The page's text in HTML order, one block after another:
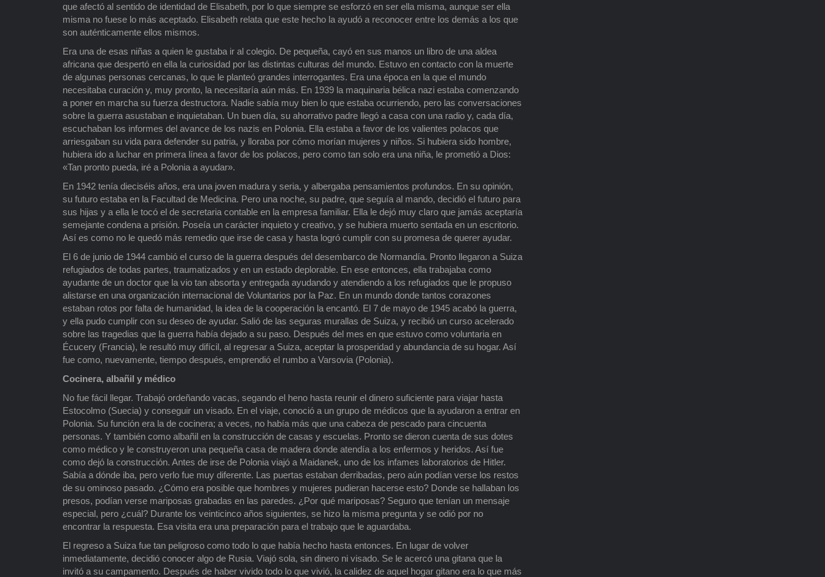
que afectó al sentido de identidad de Elisabeth, por lo que siempre se esforzó en ser ella misma, aunque ser ella
misma no fuese lo más aceptado. Elisabeth relata que este hecho la ayudó a reconocer entre los demás a los que
son auténticamente ellos mismos.
Era una de esas niñas a quien le gustaba ir al colegio. De pequeña, cayó en sus manos un libro de una aldea
africana que despertó en ella la curiosidad por las distintas culturas del mundo. Estuvo en contacto con la muerte
de algunas personas cercanas, lo que le planteó grandes interrogantes. Era una época en la que el mundo
necesitaba curación y, muy pronto, la necesitaría aún más. En 1939 la maquinaria bélica nazi estaba comenzando
a poner en marcha su fuerza destructora. Nadie sabía muy bien lo que estaba ocurriendo, pero las conversaciones
sobre la guerra asustaban e inquietaban. Un buen día, su ahorrativo padre llegó a casa con una radio y, cada día,
escuchaban los informes del avance de los nazis en Polonia. Ella estaba a favor de los valientes polacos que
arriesgaban su vida para defender su patria, y lloraba por cómo morían mujeres y niños. Si hubiera sido hombre,
hubiera ido a luchar en primera línea a favor de los polacos, pero como tan solo era una niña, le prometió a Dios:
«Tan pronto pueda, iré a Polonia a ayudar».
En 1942 tenía dieciséis años, era una joven madura y seria, y albergaba pensamientos profundos. En su opinión,
su futuro estaba en la Facultad de Medicina. Pero una noche, su padre, que seguía al mando, decidió el futuro para
sus hijas y a ella le tocó el de secretaria contable en la empresa familiar. Ella le dejó muy claro que jamás aceptaría
semejante condena a prisión. Poseía un carácter inquieto y creativo, y se hubiera muerto sentada en un escritorio.
Así es como no le quedó más remedio que irse de casa y hasta logró cumplir con su promesa de querer ayudar.
El 6 de junio de 1944 cambió el curso de la guerra después del desembarco de Normandía. Pronto llegaron a Suiza
refugiados de todas partes, traumatizados y en un estado deplorable. En ese entonces, ella trabajaba como
ayudante de un doctor que la vio tan absorta y entregada ayudando y atendiendo a los refugiados que le propuso
alistarse en una organización internacional de Voluntarios por la Paz. En un mundo donde tantos corazones
estaban rotos por falta de humanidad, la idea de la cooperación la encantó. El 7 de mayo de 1945 acabó la guerra,
y ella pudo cumplir con su deseo de ayudar. Salió de las seguras murallas de Suiza, y recibió un curso acelerado
sobre las tragedias que la guerra había dejado a su paso. Después del mes en que estuvo como voluntaria en
Écucery (Francia), le resultó muy difícil, al regresar a Suiza, aceptar la prosperidad y abundancia de su hogar. Así
fue como, nuevamente, tiempo después, emprendió el rumbo a Varsovia (Polonia).
Cocinera, albañil y médico
No fue fácil llegar. Trabajó ordeñando vacas, segando el heno hasta reunir el dinero suficiente para viajar hasta
Estocolmo (Suecia) y conseguir un visado. En el viaje, conoció a un grupo de médicos que la ayudaron a entrar en
Polonia. Su función era la de cocinera; a veces, no había más que una cabeza de pescado para cincuenta
personas. Y también como albañil en la construcción de casas y escuelas. Pronto se dieron cuenta de sus dotes
como médico y le construyeron una pequeña casa de madera donde atendía a los enfermos y heridos. Así fue
como dejó la construcción. Antes de irse de Polonia viajó a Maidanek, uno de los infames laboratorios de Hitler.
Sabía a dónde iba, pero verlo fue muy diferente. Las puertas estaban derribadas, pero aún podían verse los restos
de su ominoso pasado. ¿Cómo era posible que hombres y mujeres pudieran hacerse esto? Donde se hallaban los
presos, podían verse mariposas grabadas en las paredes. ¿Por qué mariposas? Seguro que tenían un mensaje
especial, pero ¿cuál? Durante los veinticinco años siguientes, se hizo la misma pregunta y se odió por no
encontrar la respuesta. Esa visita era una preparación para el trabajo que le aguardaba.
El regreso a Suiza fue tan peligroso como todo lo que había hecho hasta entonces. En lugar de volver
inmediatamente, decidió conocer algo de Rusia. Viajó sola, sin dinero ni visado. Se le acercó una gitana que la
invitó a su campamento. Después de haber vivido todo lo que vivió, la calidez de aquel hogar gitano era lo que más